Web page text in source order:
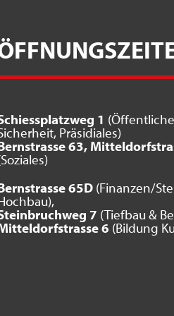
1 (Öffentliche
Präsidiales)
63,
65D(Finanzen/
7 (Tiefbau &
6 (Bildung